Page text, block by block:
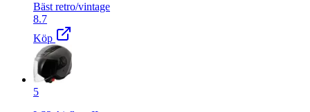
Bäst retro/vintage
8.7
Köp
5